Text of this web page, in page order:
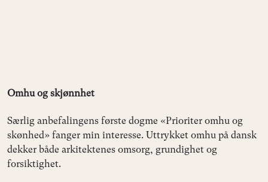
Omhu og skjønnhet
Særlig anbefalingens første dogme «Prioriter omhu og
skønhed» fanger min interesse. Uttrykket omhu på dansk
dekker både arkitektenes omsorg, grundighet og
forsiktighet.